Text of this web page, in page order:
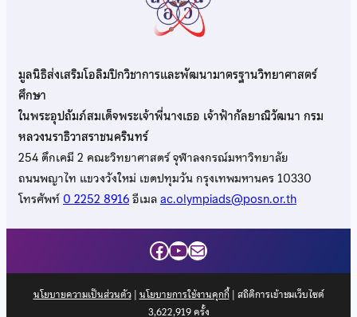
มูลนิธิส่งเสริมโอลิมปิกวิชาการและพัฒนามาตรฐานวิทยาศาสตร์
ศึกษา
ในพระอุปถัมภ์สมเด็จพระเจ้าพี่นางเธอ เจ้าฟ้ากัลยาณิวัฒนา กรม
หลวงนราธิวาสราชนครินทร์
254 ตึกเคมี 2 คณะวิทยาศาสตร์ จุฬาลงกรณ์มหาวิทยาลัย
ถนนพญาไท แขวงวังใหม่ เขตปทุมวัน กรุงเทพมหานคร 10330
โทรศัพท์0 2252 8916อีเมลac.olympiads@posn.or.th
Facebook
YouTube
Mail
นโยบายความเป็นส่วนตัว| นโยบายการใช้งานคุกกี้| สถิติการเข้าชมเว็บไซต์
3,622,919ครั้ง